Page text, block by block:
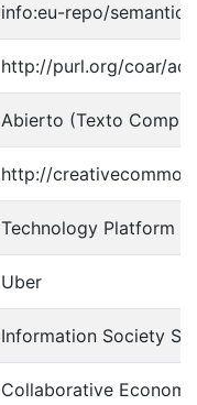
info:eu-repo/
http://purl.org/coar/
Abierto (Texto
http://
Technology Platform
Uber
Information Society
Collaborative